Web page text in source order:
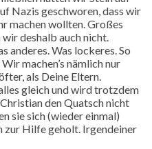
Nazis geschworen, dass wir
machen wollten. Großes
deshalb auch nicht.
anderes. Was lockeres. So
machen’s nämlich nur
als Deine Eltern.
gleich und wird trotzdem
den Quatsch nicht
sie sich (wieder einmal)
zur Hilfe geholt. Irgendeiner